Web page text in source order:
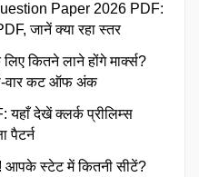
Paper 2026 PDF:
जानें क्या रहा स्तर
कितने लाने होंगे मार्क्स?
वार कट ऑफ अंक
देखें क्लर्क प्रीलिम्स
पैटर्न
आपके स्टेट में कितनी सीटें?